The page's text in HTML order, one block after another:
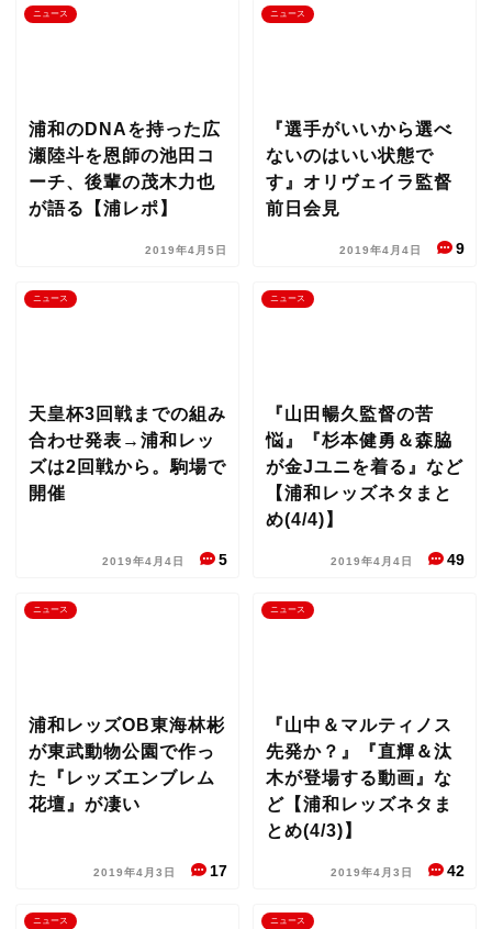
ニュース
浦和のDNAを持った広
瀬陸斗を恩師の池田コ
ーチ、後輩の茂木力也
が語る【浦レポ】
2019年4月5日
ニュース
『選手がいいから選べ
ないのはいい状態で
す』オリヴェイラ監督
前日会見
2019年4月4日 9
ニュース
天皇杯3回戦までの組み
合わせ発表→浦和レッ
ズは2回戦から。駒場で
開催
2019年4月4日 5
ニュース
『山田暢久監督の苦
悩』『杉本健勇＆森脇
が金Jユニを着る』など
【浦和レッズネタまと
め(4/4)】
2019年4月4日 49
ニュース
浦和レッズOB東海林彬
が東武動物公園で作っ
た『レッズエンブレム
花壇』が凄い
2019年4月3日 17
ニュース
『山中＆マルティノス
先発か？』『直輝＆汰
木が登場する動画』な
ど【浦和レッズネタま
とめ(4/3)】
2019年4月3日 42
ニュース ニュース